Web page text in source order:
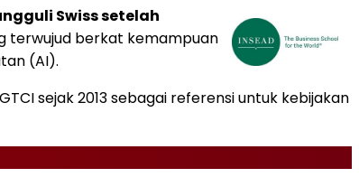
Swiss setelah
terwujud berkat kemampuan
(AI).
sejak 2013 sebagai referensi untuk kebijakan